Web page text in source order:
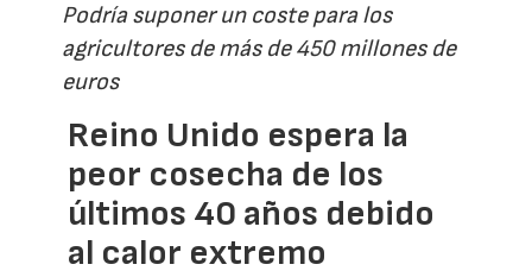
Podría suponer un coste para los
agricultores de más de 450 millones de
euros
Reino Unido espera la
peor cosecha de los
últimos 40 años debido
al calor extremo